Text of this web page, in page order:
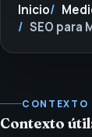
Inicio
SEO para
CONTEXTO
Contexto